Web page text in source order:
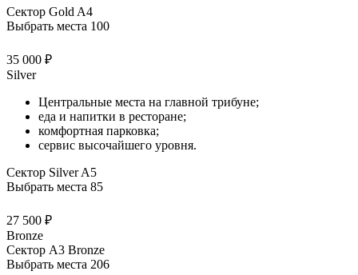
Сектор Gold A4
Выбрать места 100
35 000 ₽
Silver
Центральные места на главной трибуне;
еда и напитки в ресторане;
комфортная парковка;
сервис высочайшего уровня.
Сектор Silver A5
Выбрать места 85
27 500 ₽
Bronze
Сектор А3 Bronze
Выбрать места 206